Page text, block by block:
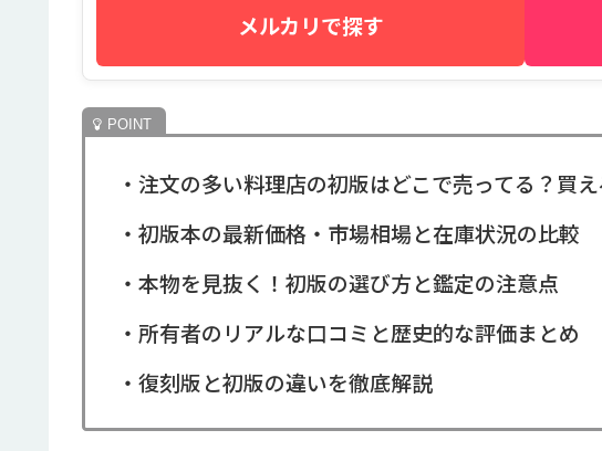
メルカリで探す
・注文の多い料理店の初版はどこで売ってる？買
・初版本の最新価格・市場相場と在庫状況の比較
・本物を見抜く！初版の選び方と鑑定の注意点
・所有者のリアルな口コミと歴史的な評価まとめ
・復刻版と初版の違いを徹底解説